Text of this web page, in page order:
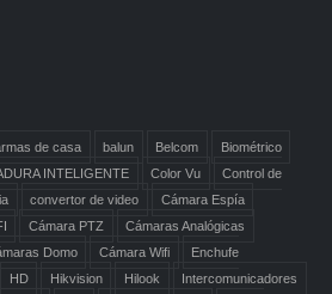
de casa balun Belcom
Biométrico
INTELIGENTE Color Vu
Control de
convertor de video
Cámara Espía
Cámara PTZ
Cámaras Analógicas
Domo Cámara Wifi
Enchufe
HD Hikvision Hilook Intercomunicadores